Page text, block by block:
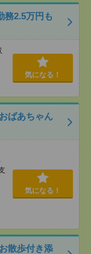
務2.5万円も
気になる！
ばあちゃん
気になる！
散歩付き添